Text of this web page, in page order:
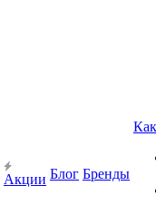
Акции Блог Бренды